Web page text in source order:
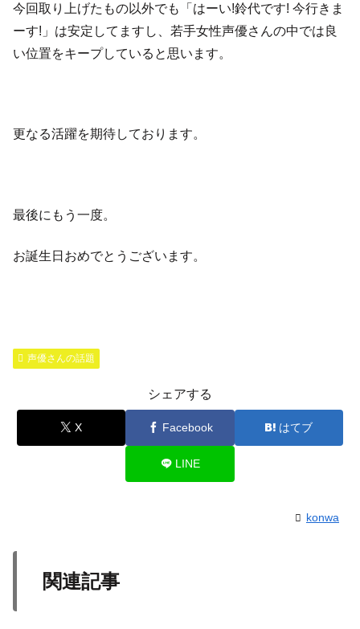
今回取り上げたもの以外でも「はーい!鈴代です! 今行きま
ーす!」は安定してますし、若手女性声優さんの中では良
い位置をキープしていると思います。
更なる活躍を期待しております。
最後にもう一度。
お誕生日おめでとうございます。
声優さんの話題
シェアする
X Facebook はてブ
LINE
konwa
関連記事